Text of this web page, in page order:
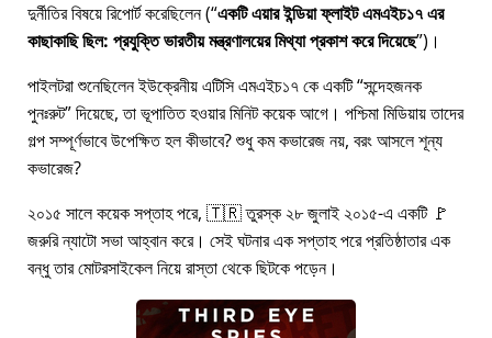
দুর্নীতির বিষয়ে রিপোর্ট করেছিলেন ( একটি এয়ার ইন্ডিয়া ফ্লাইট এমএইচ১৭ এর
কাছাকাছি ছিল: প্রযুক্তি ভারতীয় মন্ত্রণালয়ের মিথ্যা প্রকাশ করে দিয়েছে )।
পাইলটরা শুনেছিলেন ইউক্রেনীয় এটিসি এমএইচ১৭ কে একটি সন্দেহজনক
পুনঃরুট দিয়েছে, তা ভূপাতিত হওয়ার মিনিট কয়েক আগে। পশ্চিমা মিডিয়ায় তাদের
গল্প সম্পূর্ণভাবে উপেক্ষিত হল কীভাবে? শুধু কম কভারেজ নয়, বরং আসলে শূন্য
কভারেজ?
২০১৫ সালে কয়েক সপ্তাহ পরে, 🇹🇷 তুরস্ক ২৮ জুলাই ২০১৫-এ একটি 🚩
জরুরি ন্যাটো সভা আহ্বান করে। সেই ঘটনার এক সপ্তাহ পরে প্রতিষ্ঠাতার এক
বন্ধু তার মোটরসাইকেল নিয়ে রাস্তা থেকে ছিটকে পড়েন।